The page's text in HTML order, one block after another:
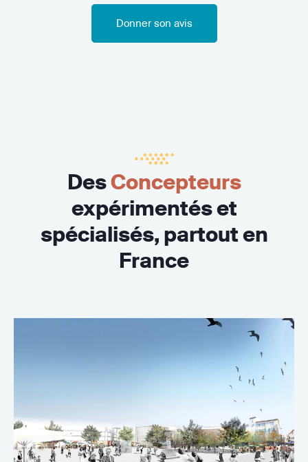
Donner son avis
DesConcepteurs
expérimentés et
spécialisés, partout en
France